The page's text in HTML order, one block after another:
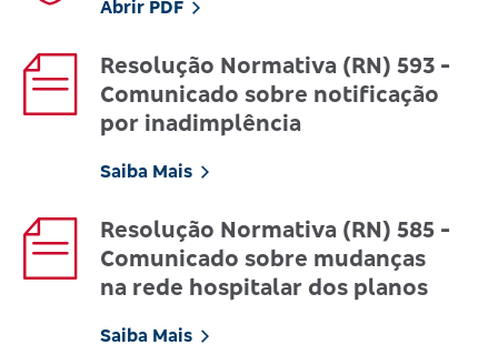
Abrir PDF
Resolução Normativa (RN) 593 -
Comunicado sobre notificação
por inadimplência
Saiba Mais
Resolução Normativa (RN) 585 -
Comunicado sobre mudanças
na rede hospitalar dos planos
Saiba Mais